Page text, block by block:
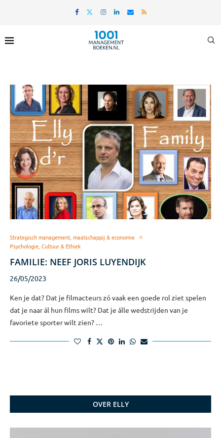
Strategisch management, maatschappij & economie
Psychologie, Cultuur & Ethiek
FAMILIE: NEEF JORIS LUYENDIJK
26/05/2023
Ken je dat? Dat je filmacteurs zó vaak een goede rol ziet spelen
dat je naar ál hun films wilt? Dat je álle wedstrijden van je
favoriete sporter wilt zien? …
OVER ELLY